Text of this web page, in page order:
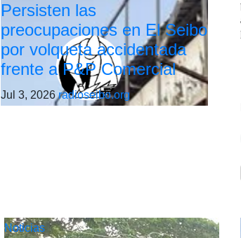
Persisten las
preocupaciones en El Seibo
por volqueta accidentada
frente a P&P Comercial
Jul 3, 2026radioseibo.org
Noticias